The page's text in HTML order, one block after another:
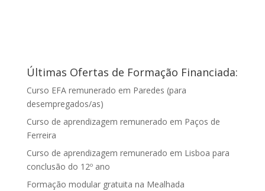
Últimas Ofertas de Formação Financiada:
Curso EFA remunerado em Paredes (para
desempregados/as)
Curso de aprendizagem remunerado em Paços de
Ferreira
Curso de aprendizagem remunerado em Lisboa para
conclusão do 12º ano
Formação modular gratuita na Mealhada